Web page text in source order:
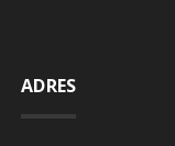
ADRES